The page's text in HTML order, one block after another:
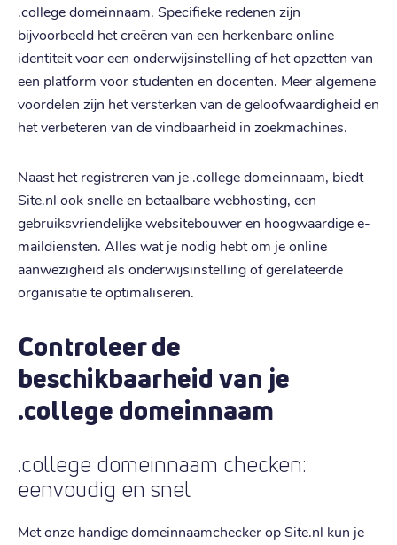
.college domeinnaam. Specifieke redenen zijn
bijvoorbeeld het creëren van een herkenbare online
identiteit voor een onderwijsinstelling of het opzetten van
een platform voor studenten en docenten. Meer algemene
voordelen zijn het versterken van de geloofwaardigheid en
het verbeteren van de vindbaarheid in zoekmachines.
Naast het registreren van je .college domeinnaam, biedt
Site.nl ook snelle en betaalbare webhosting, een
gebruiksvriendelijke websitebouwer en hoogwaardige e-
maildiensten. Alles wat je nodig hebt om je online
aanwezigheid als onderwijsinstelling of gerelateerde
organisatie te optimaliseren.
Controleer de
beschikbaarheid van je
.college domeinnaam
.college domeinnaam checken:
eenvoudig en snel
Met onze handige domeinnaamchecker op Site.nl kun je